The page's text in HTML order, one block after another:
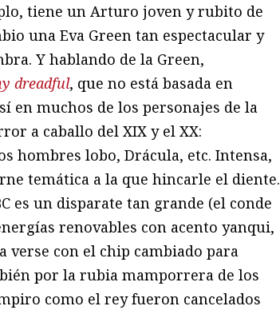
tiene un Arturo joven y rubito de
una Eva Green tan espectacular y
Y hablando de la Green,
dreadful, que no está basada en
en muchos de los personajes de la
a caballo del XIX y el XX:
hombres lobo, Drácula, etc. Intensa,
temática a la que hincarle el diente.
es un disparate tan grande (el conde
renovables con acento yanqui,
verse con el chip cambiado para
por la rubia mamporrera de los
como el rey fueron cancelados